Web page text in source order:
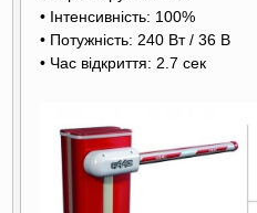
• Інтенсивність: 100%
• Потужність: 240 Вт / 36 В
• Час відкриття: 2.7 сек